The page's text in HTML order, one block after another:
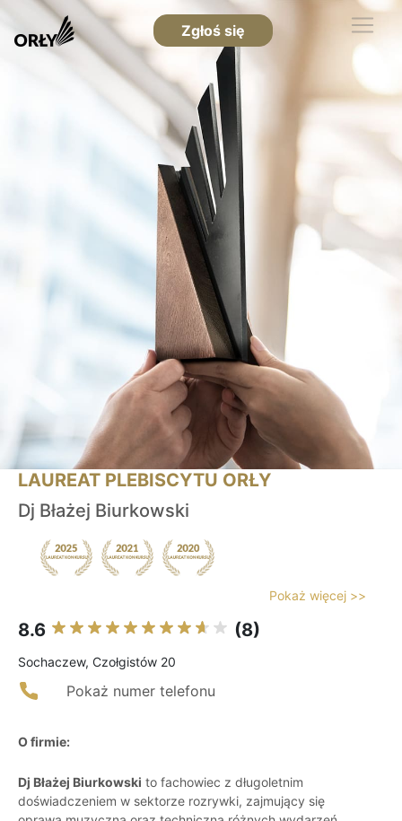
Zgłoś się
LAUREAT PLEBISCYTU ORŁY
Dj Błażej Biurkowski
Pokaż więcej >>
8.6 (8)
Sochaczew, Czołgistów 20
Pokaż numer telefonu
O firmie:
Dj Błażej Biurkowski to fachowiec z długoletnim
doświadczeniem w sektorze rozrywki, zajmujący się